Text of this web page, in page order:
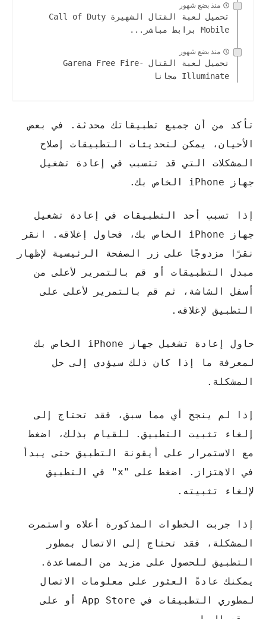
منذ بضع شهور
تحميل لعبة القتال الشهيرة Call of Duty
Mobile برابط مباشر...
منذ بضع شهور
تحميل لعبة القتال Garena Free Fire-
Illuminate مجانا
تأكد من أن جميع تطبيقاتك محدثة. في بعض
الأحيان، يمكن لتحديثات التطبيقات إصلاح
المشكلات التي قد تتسبب في إعادة تشغيل
جهاز iPhone الخاص بك.
إذا تسبب أحد التطبيقات في إعادة تشغيل
جهاز iPhone الخاص بك، فحاول إغلاقه. انقر
نقرًا مزدوجًا على زر الصفحة الرئيسية لإظهار
مبدل التطبيقات أو قم بالتمرير لأعلى من
أسفل الشاشة، ثم قم بالتمرير لأعلى على
التطبيق لإغلاقه.
حاول إعادة تشغيل جهاز iPhone الخاص بك
لمعرفة ما إذا كان ذلك سيؤدي إلى حل
المشكلة.
إذا لم ينجح أي مما سبق، فقد تحتاج إلى
إلغاء تثبيت التطبيق. للقيام بذلك، اضغط
مع الاستمرار على أيقونة التطبيق حتى يبدأ
في الاهتزاز. اضغط على "x" في التطبيق
لإلغاء تثبيته.
إذا جربت الخطوات المذكورة أعلاه واستمرت
المشكلة، فقد تحتاج إلى الاتصال بمطور
التطبيق للحصول على مزيد من المساعدة.
يمكنك عادةً العثور على معلومات الاتصال
لمطوري التطبيقات في App Store أو على